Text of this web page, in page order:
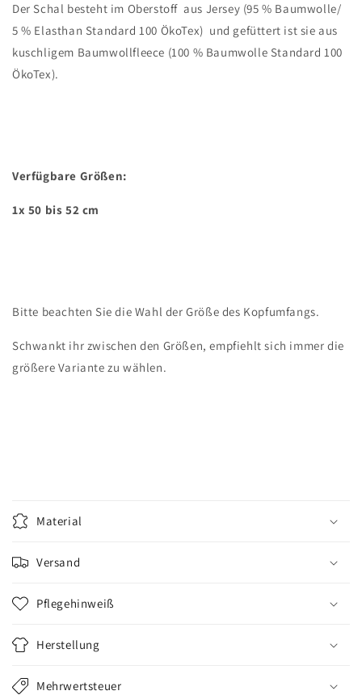
Der Schal besteht im Oberstoffaus Jersey (95 % Baumwolle/
5 % Elasthan Standard 100 ÖkoTex) und gefüttert ist sie aus
kuschligem Baumwollfleece (100 % Baumwolle Standard 100
ÖkoTex).
Verfügbare Größen:
1x 50 bis 52 cm
Bitte beachten Sie die Wahl der Größe des Kopfumfangs.
Schwankt ihr zwischen den Größen, empfiehlt sich immer die
größere Variante zu wählen.
Material
Versand
Pflegehinweiß
Herstellung
Mehrwertsteuer